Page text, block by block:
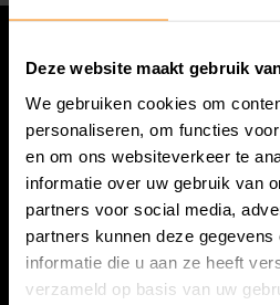
Deze website maakt gebruik
We gebruiken cookies om
personaliseren, om functies
en om ons websiteverkeer te
informatie over uw gebruik van
partners voor social media,
partners kunnen deze
informatie die u aan ze heeft
verzameld op basis van uw
Bespanracket.nl is dé